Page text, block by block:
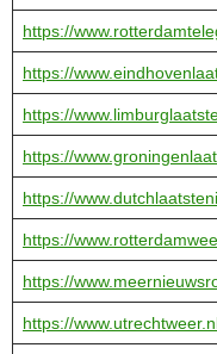
https://
https://
https://
https://
https://
https://
https://
https://